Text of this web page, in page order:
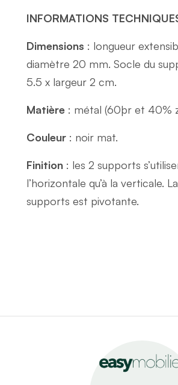
mat
quantity
INFORMATIONS
Dimensions : longueur
diamètre 20 mm. Socle du
5.5 x largeur 2 cm.
Matière : métal (60þr et 40%
Couleur : noir mat.
Finition : les 2 supports
l’horizontale qu’à la verticale.
supports est pivotante.